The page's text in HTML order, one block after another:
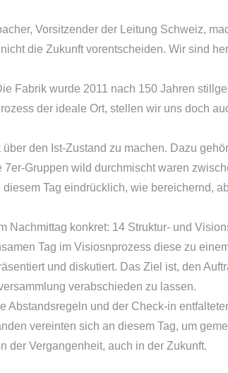
Vorsitzender der Leitung Schweiz,
die Zukunft vorentscheiden. Wir sind
Fabrik wurde 2011 nach 150 Jahren
der ideale Ort, stellen wir uns doch
den Ist-Zustand zu machen. Dazu
Gruppen wild durchmischt waren
Tag eindrücklich, wie bereichernd,
Nachmittag konkret: 14 Struktur- und
Tag im Visiosnprozess diese zu
und diskutiert. Das Ziel ist, den
verabschieden zu lassen.
und der Check-in
vereinten sich an diesem Tag, um
der Vergangenheit, auch in der Zukunft.